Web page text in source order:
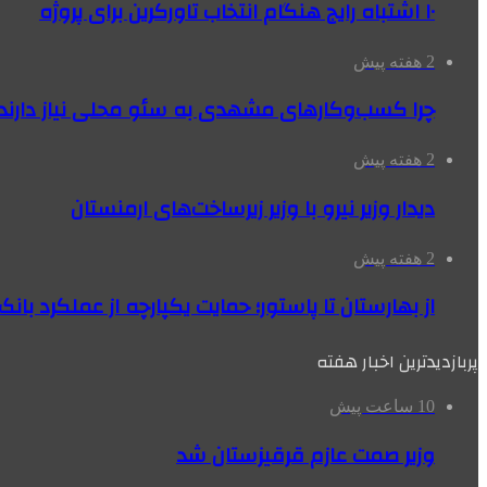
۱۰ اشتباه رایج هنگام انتخاب تاورکرین برای پروژه
2 هفته پیش
چرا کسب‌وکارهای مشهدی به سئو محلی نیاز
2 هفته پیش
دیدار وزیر نیرو با وزیر زیرساخت‌های ارمنستان
2 هفته پیش
از بهارستان تا پاستور؛ حمایت یکپارچه از عملکرد
پربازدیدترین اخبار هفته
10 ساعت پیش
وزیر صمت عازم قرقیزستان شد